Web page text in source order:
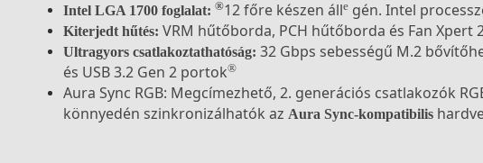
Intel LGA 1700 foglalat: ®12 főre készen állegén. Intel
Kiterjedt hűtés: VRM hűtőborda, PCH hűtőborda és Fan Xpert
Ultragyors csatlakoztathatóság: 32 Gbps sebességű M.2
és USB 3.2 Gen 2 portok®
Aura Sync RGB: Megcímezhető, 2. generációs csatlakozók
könnyedén szinkronizálhatók az Aura Sync-kompatibilis